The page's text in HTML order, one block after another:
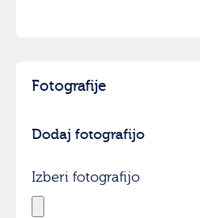
Fotografije
Dodaj fotografijo
Izberi fotografijo